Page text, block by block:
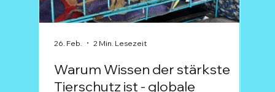
Warum Wissen der stärkste
Tierschutz ist - globale
26. Feb. 2 Min. Lesezeit